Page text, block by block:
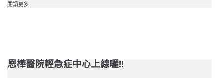
閱讀更多
恩樺醫院輕急症中心上線囉!!